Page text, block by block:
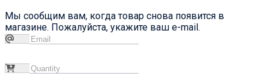
Мы сообщим вам, когда товар снова появится в
магазине. Пожалуйста, укажите ваш e-mail.